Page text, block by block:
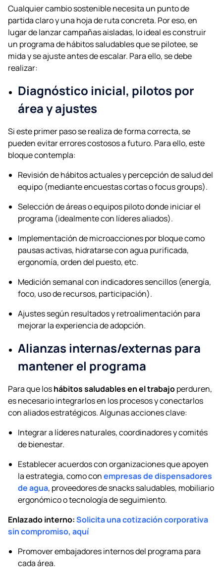
Cualquier cambio sostenible necesita un punto de
partida claro y una hoja de ruta concreta. Por eso, en
lugar de lanzar campañas aisladas, lo ideal es construir
un programa de hábitos saludables que se pilotee, se
mida y se ajuste antes de escalar. Para ello, se debe
realizar:
Diagnóstico inicial, pilotos por
área y ajustes
Si este primer paso se realiza de forma correcta, se
pueden evitar errores costosos a futuro. Para ello, este
bloque contempla:
Revisión de hábitos actuales y percepción de salud del
equipo (mediante encuestas cortas o focus groups).
Selección de áreas o equipos piloto donde iniciar el
programa (idealmente con líderes aliados).
Implementación de microacciones por bloque como
pausas activas, hidratarse con agua purificada,
ergonomía, orden del puesto, etc.
Medición semanal con indicadores sencillos (energía,
foco, uso de recursos, participación).
Ajustes según resultados y retroalimentación para
mejorar la experiencia de adopción.
Alianzas internas/externas para
mantener el programa
Para que loshábitos saludables en el trabajoperduren,
es necesario integrarlos en los procesos y conectarlos
con aliados estratégicos. Algunas acciones clave:
Integrar a líderes naturales, coordinadores y comités
de bienestar.
Establecer acuerdos con organizaciones que apoyen
la estrategia, como conempresas de dispensadores
de agua, proveedores de snacks saludables, mobiliario
ergonómico o tecnología de seguimiento.
Enlazado interno:Solicita una cotización corporativa
sin compromiso, aquí
Promover embajadores internos del programa para
cada área.